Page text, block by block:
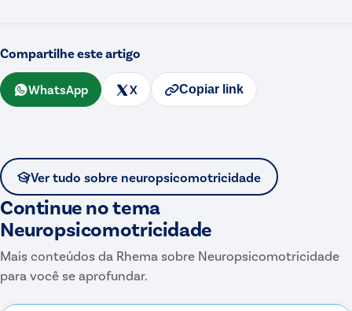
Compartilhe este artigo
WhatsApp X Copiar link
Ver tudo sobre neuropsicomotricidade
Continue no tema
Neuropsicomotricidade
Mais conteúdos da Rhema sobre Neuropsicomotricidade
para você se aprofundar.